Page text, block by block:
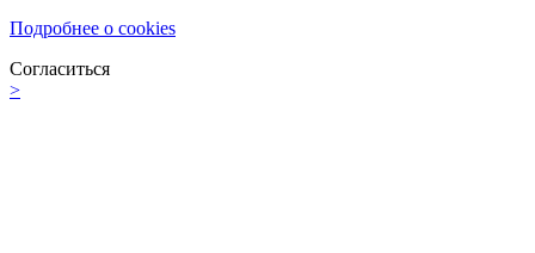
Подробнее о cookies
Согласиться
>